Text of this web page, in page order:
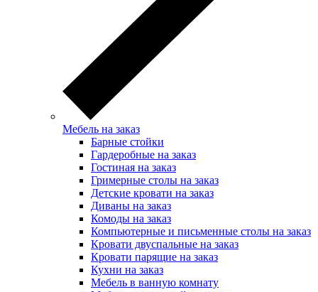
Мебель на заказ
Барные стойки
Гардеробные на заказ
Гостиная на заказ
Гримерные столы на заказ
Детские кровати на заказ
Диваны на заказ
Комоды на заказ
Компьютерные и письменные столы на заказ
Кровати двуспальные на заказ
Кровати парящие на заказ
Кухни на заказ
Мебель в ванную комнату